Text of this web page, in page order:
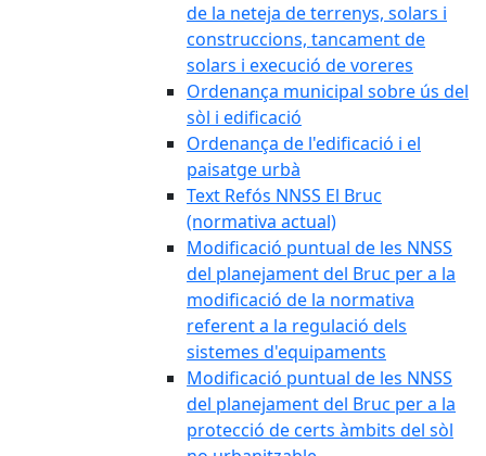
de la neteja de terrenys, solars i
construccions, tancament de
solars i execució de voreres
Ordenança municipal sobre ús del
sòl i edificació
Ordenança de l'edificació i el
paisatge urbà
Text Refós NNSS El Bruc
(normativa actual)
Modificació puntual de les NNSS
del planejament del Bruc per a la
modificació de la normativa
referent a la regulació dels
sistemes d'equipaments
Modificació puntual de les NNSS
del planejament del Bruc per a la
protecció de certs àmbits del sòl